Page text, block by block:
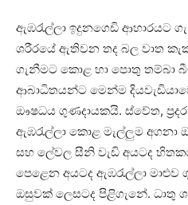
ඇඹරැල්ලා ඉදුනගෙඩි ආහාරයට
ශරීරයේ ඇතිවන තද බල වාත
ගැනීමට කොළ හා පොතු තම්බා
ආබාධිතයන්ට මෙන්ම
ඖෂධය ගුණදායකයි. ස්‌වේත,
ඇඹරැල්ලා කොළ මැල්ලුම
සහ ලේවල සීනි වැඩි අයටද
පෙළෙන අයටද ඇඹරැල්ලා
ඔසුවක්‌ ලෙසටද පිළිගැනේ. ධාතු